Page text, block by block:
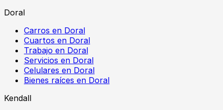
Doral
Carros en Doral
Cuartos en Doral
Trabajo en Doral
Servicios en Doral
Celulares en Doral
Bienes raíces en Doral
Kendall